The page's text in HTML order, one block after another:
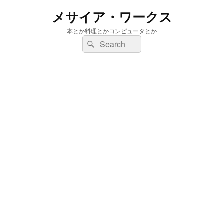
メサイア・ワークス
本とか料理とかコンピュータとか
検
索:
検
索